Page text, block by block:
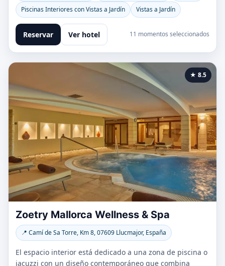
Piscinas Interiores con Vistas a Jardín
Vistas a Jardín
Reservar Ver hotel 11 momentos seleccionados
★ 8.5
Zoetry Mallorca Wellness & Spa
📍 Camí de Sa Torre, Km 8, 07609 Llucmajor, España
El espacio interior está dedicado a una zona de piscina o
jacuzzi con un diseño contemporáneo que combina